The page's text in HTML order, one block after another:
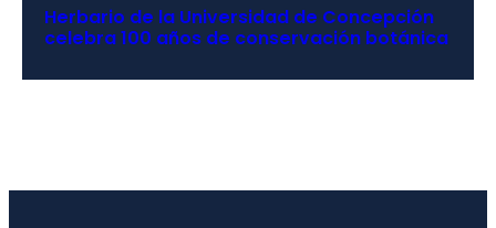
Herbario de la Universidad de Concepción
celebra 100 años de conservación botánica